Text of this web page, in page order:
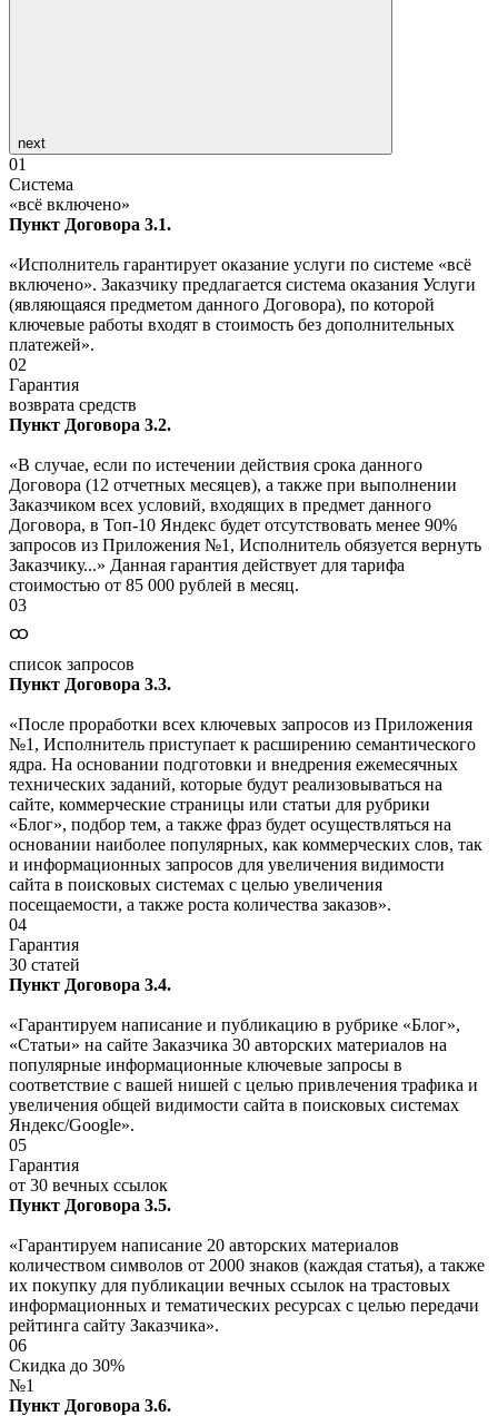
next
01
Система
«всё включено»
Пункт Договора 3.1.
«Исполнитель гарантирует оказание услуги по системе «всё
включено». Заказчику предлагается система оказания Услуги
(являющаяся предметом данного Договора), по которой
ключевые работы входят в стоимость без дополнительных
платежей».
02
Гарантия
возврата средств
Пункт Договора 3.2.
«В случае, если по истечении действия срока данного
Договора (12 отчетных месяцев), а также при выполнении
Заказчиком всех условий, входящих в предмет данного
Договора, в Топ-10 Яндекс будет отсутствовать менее 90%
запросов из Приложения №1, Исполнитель обязуется вернуть
Заказчику...» Данная гарантия действует для тарифа
стоимостью от 85 000 рублей в месяц.
03
ထ
список запросов
Пункт Договора 3.3.
«После проработки всех ключевых запросов из Приложения
№1, Исполнитель приступает к расширению семантического
ядра. На основании подготовки и внедрения ежемесячных
технических заданий, которые будут реализовываться на
сайте, коммерческие страницы или статьи для рубрики
«Блог», подбор тем, а также фраз будет осуществляться на
основании наиболее популярных, как коммерческих слов, так
и информационных запросов для увеличения видимости
сайта в поисковых системах с целью увеличения
посещаемости, а также роста количества заказов».
04
Гарантия
30 статей
Пункт Договора 3.4.
«Гарантируем написание и публикацию в рубрике «Блог»,
«Статьи» на сайте Заказчика 30 авторских материалов на
популярные информационные ключевые запросы в
соответствие с вашей нишей с целью привлечения трафика и
увеличения общей видимости сайта в поисковых системах
Яндекс/Google».
05
Гарантия
от 30 вечных ссылок
Пункт Договора 3.5.
«Гарантируем написание 20 авторских материалов
количеством символов от 2000 знаков (каждая статья), а также
их покупку для публикации вечных ссылок на трастовых
информационных и тематических ресурсах с целью передачи
рейтинга сайту Заказчика».
06
Скидка до 30%
№1
Пункт Договора 3.6.